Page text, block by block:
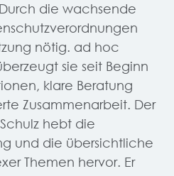
die wachsende
nötig. ad hoc
sie seit Beginn
klare Beratung
Zusammenarbeit. Der
hebt die
und die übersichtliche
Themen hervor. Er